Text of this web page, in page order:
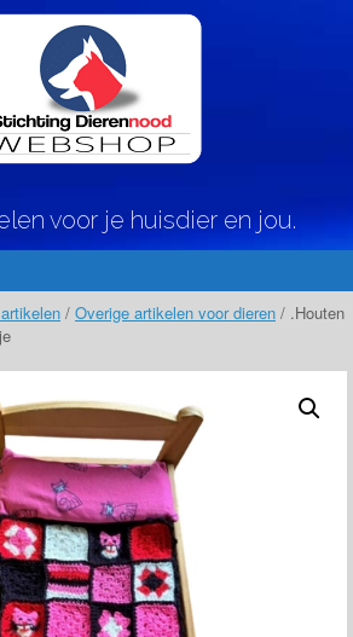
voor je huisdier en jou.
/ Overige artikelen voor dieren / .Houten